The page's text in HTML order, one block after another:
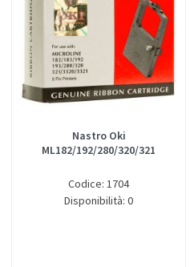
Nastro Oki
ML182/192/280/320/321
Codice: 1704
Disponibilità: 0